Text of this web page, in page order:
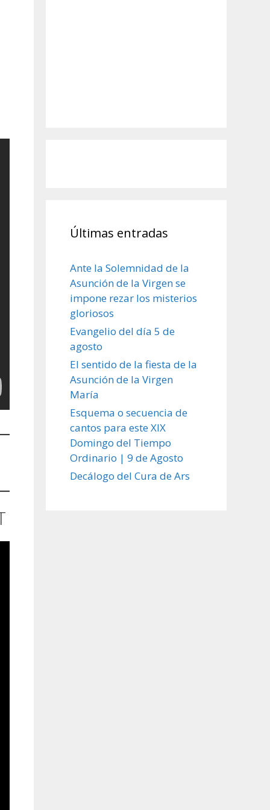
Últimas entradas
Ante la Solemnidad de la
Asunción de la Virgen se
impone rezar los misterios
gloriosos
Evangelio del día 5 de
agosto
El sentido de la fiesta de la
Asunción de la Virgen
María
Esquema o secuencia de
cantos para este XIX
Domingo del Tiempo
Ordinario | 9 de Agosto
Decálogo del Cura de Ars